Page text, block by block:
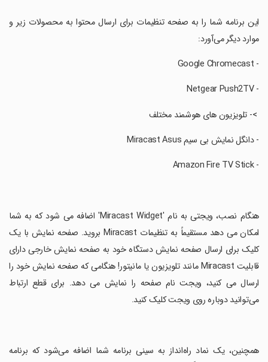
‏این برنامه شما را به صفحه تنظیمات برای ارسال محتوا به محصولات زیر و
موارد دیگر می‌آورد:
‏- Google Chromecast
‏- Netgear Push2TV
‏ >- تلویزیون های هوشمند مختلف
‏- دانگل نمایش بی سیم Miracast Asus
‏- Amazon Fire TV Stick
‏هنگام نصب، ویجتی به نام 'Miracast Widget' اضافه می شود که به شما
امکان می دهد مستقیماً به تنظیمات Miracast بروید. صفحه نمایش با یک
کلیک برای ارسال صفحه نمایش دستگاه خود به صفحه نمایش خارجی دارای
قابلیت Miracast مانند تلویزیون یا مانیتور! هنگامی که صفحه نمایش خود را
ارسال می کنید، ویجت نام صفحه را نمایش می دهد. برای قطع ارتباط
می‌توانید دوباره روی ویجت کلیک کنید.
‏همچنین، یک نماد راه‌انداز به سینی برنامه شما اضافه می‌شود که برنامه